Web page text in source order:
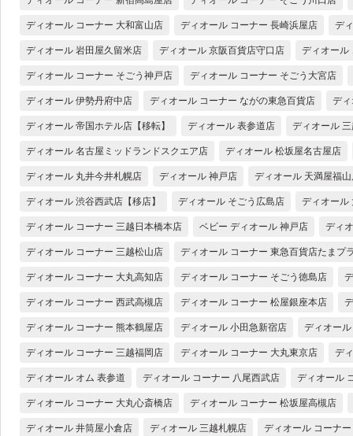
ディオール コーナー 大和富山店
ディオール コーナー 長崎浜屋店
デ
ディオール 岩田屋久留米店
ディオール 京阪百貨店守口店
ディオール
ディオール コーナー そごう神戸店
ディオール コーナー そごう大宮店
ディオール 伊勢丹府中店
ディオール コーナー ながの東急百貨店
デ
ディオール 帝国ホテル店【移転】
ディオール 表参道店
ディオール
ディオール 名古屋ミッドランドスクエア店
ディオール 松坂屋名古屋店
ディオール 丸井今井札幌店
ディオール 神戸店
ディオール 天満屋福
ディオール 渋谷西武店【移店】
ディオール そごう広島店
ディオール
ディオール コーナー 三越日本橋本店
ベビー ディオール 神戸店
ディ
ディオール コーナー 三越松山店
ディオール コーナー 東急百貨店たまプ
ディオール コーナー 大丸高知店
ディオール コーナー そごう徳島店
ディオール コーナー 西武高槻店
ディオール コーナー 松屋銀座本店
ディオール コーナー 熊本鶴屋店
ディオール 小田急新宿店
ディオー
ディオール コーナー 三越福岡店
ディオール コーナー 大丸東京店
デ
ディオール オム 表参道
ディオール コーナー 八尾西武店
ディオール
ディオール コーナー 大丸心斎橋店
ディオール コーナー 松坂屋高槻店
ディオール 井筒屋小倉店
ディオール 三越札幌店
ディオール コーナ